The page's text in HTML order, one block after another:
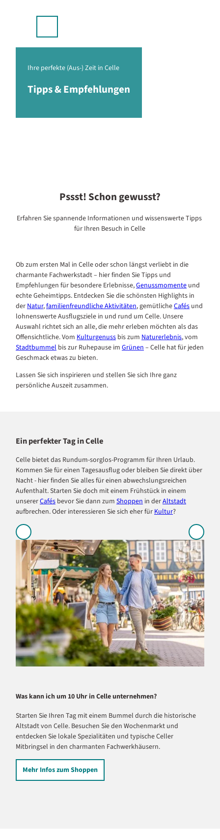
Ihre perfekte (Aus-) Zeit in Celle
Tipps & Empfehlungen
Pssst! Schon gewusst?
Erfahren Sie spannende Informationen und wissenswerte Tipps
für Ihren Besuch in Celle
Ob zum ersten Mal in Celle oder schon längst verliebt in die
charmante Fachwerkstadt – hier finden Sie Tipps und
Empfehlungen für besondere Erlebnisse,Genussmomente und
echte Geheimtipps. Entdecken Sie die schönsten Highlights in
der Natur,familienfreundliche Aktivitäten, gemütlicheCafés und
lohnenswerte Ausflugsziele in und rund um Celle. Unsere
Auswahl richtet sich an alle, die mehr erleben möchten als das
Offensichtliche. Vom Kulturgenuss bis zum Naturerlebnis, vom
Stadtbummel bis zur Ruhepause im Grünen – Celle hat für jeden
Geschmack etwas zu bieten.
Lassen Sie sich inspirieren und stellen Sie sich Ihre ganz
persönliche Auszeit zusammen.
Ein perfekter Tag in Celle
Celle bietet das Rundum-sorglos-Programm für Ihren Urlaub.
Kommen Sie für einen Tagesausflug oder bleiben Sie direkt über
Nacht - hier finden Sie alles für einen abwechslungsreichen
Aufenthalt. Starten Sie doch mit einem Frühstück in einem
unsererCafés bevor Sie dann zum Shoppen in derAltstadt
aufbrechen. Oder interessieren Sie sich eher fürKultur?
Wochenmarkt in der Celler Altstadt: Frische und Lebensfreude
Was kann ich um 10 Uhr in Celle unternehmen?
Starten Sie Ihren Tag mit einem Bummel durch die historische
Altstadt von Celle. Besuchen Sie den Wochenmarkt und
entdecken Sie lokale Spezialitäten und typische Celler
Mitbringsel in den charmanten Fachwerkhäusern.
Mehr Infos zum Shoppen
Stadtführung in Celle: Entdecken Sie die historische Altstadt